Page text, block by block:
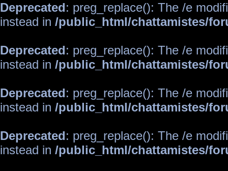
Deprecated: preg_replace(): The /e
instead in /public_html/chattamistes/
Deprecated: preg_replace(): The /e
instead in /public_html/chattamistes/
Deprecated: preg_replace(): The /e
instead in /public_html/chattamistes/
Deprecated: preg_replace(): The /e
instead in /public_html/chattamistes/